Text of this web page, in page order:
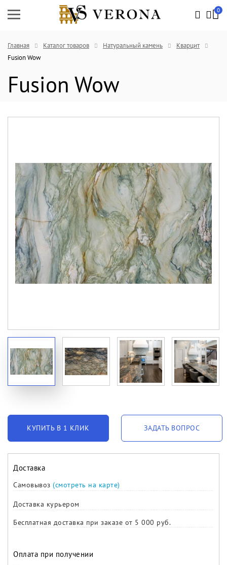
0
Главная Каталог товаров Натуральный камень
Кварцит
Fusion Wow
Fusion Wow
КУПИТЬ В 1 КЛИК ЗАДАТЬ ВОПРОС
Доставка
Самовывоз (смотреть на карте)
Доставка курьером
Бесплатная доставка при заказе от 5 000 руб.
Оплата при получении